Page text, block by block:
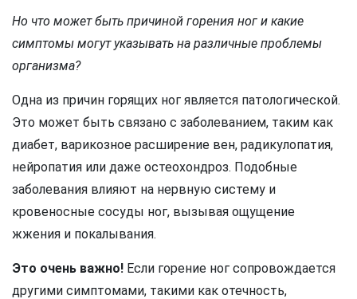
Но что может быть причиной горения ног и какие
симптомы могут указывать на различные проблемы
организма?
Одна из причин горящих ног является патологической.
Это может быть связано с заболеванием, таким как
диабет, варикозное расширение вен, радикулопатия,
нейропатия или даже остеохондроз. Подобные
заболевания влияют на нервную систему и
кровеносные сосуды ног, вызывая ощущение
жжения и покалывания.
Это очень важно! Если горение ног сопровождается
другими симптомами, такими как отечность,